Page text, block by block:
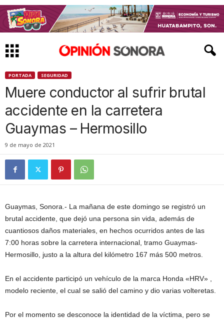
PORTADA SEGURIDAD
Muere conductor al sufrir brutal
accidente en la carretera
Guaymas – Hermosillo
9 de mayo de 2021
Guaymas, Sonora.- La mañana de este domingo se registró un
brutal accidente, que dejó una persona sin vida, además de
cuantiosos daños materiales, en hechos ocurridos antes de las
7:00 horas sobre la carretera internacional, tramo Guaymas-
Hermosillo, justo a la altura del kilómetro 167 más 500 metros.
En el accidente participó un vehículo de la marca Honda «HRV» ,
modelo reciente, el cual se salió del camino y dio varias volteretas.
Por el momento se desconoce la identidad de la víctima, pero se